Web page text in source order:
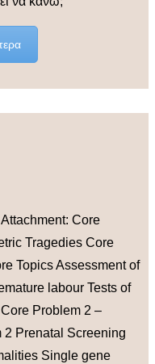
Core
Tragedies Core
Topics Assessment of
labour Tests of
Problem 2 –
2 Prenatal Screening
Single gene